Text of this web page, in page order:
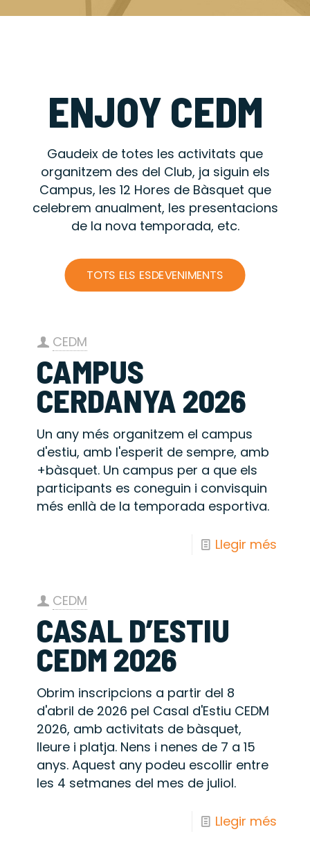
ENJOY CEDM
Gaudeix de totes les activitats que
organitzem des del Club, ja siguin els
Campus, les 12 Hores de Bàsquet que
celebrem anualment, les presentacions
de la nova temporada, etc.
TOTS ELS ESDEVENIMENTS
CEDM
CAMPUS
CERDANYA 2026
Un any més organitzem el campus
d'estiu, amb l'esperit de sempre, amb
+bàsquet. Un campus per a que els
participants es coneguin i convisquin
més enllà de la temporada esportiva.
Llegir més
CEDM
CASAL D’ESTIU
CEDM 2026
Obrim inscripcions a partir del 8
d'abril de 2026 pel Casal d'Estiu CEDM
2026, amb activitats de bàsquet,
lleure i platja. Nens i nenes de 7 a 15
anys. Aquest any podeu escollir entre
les 4 setmanes del mes de juliol.
Llegir més